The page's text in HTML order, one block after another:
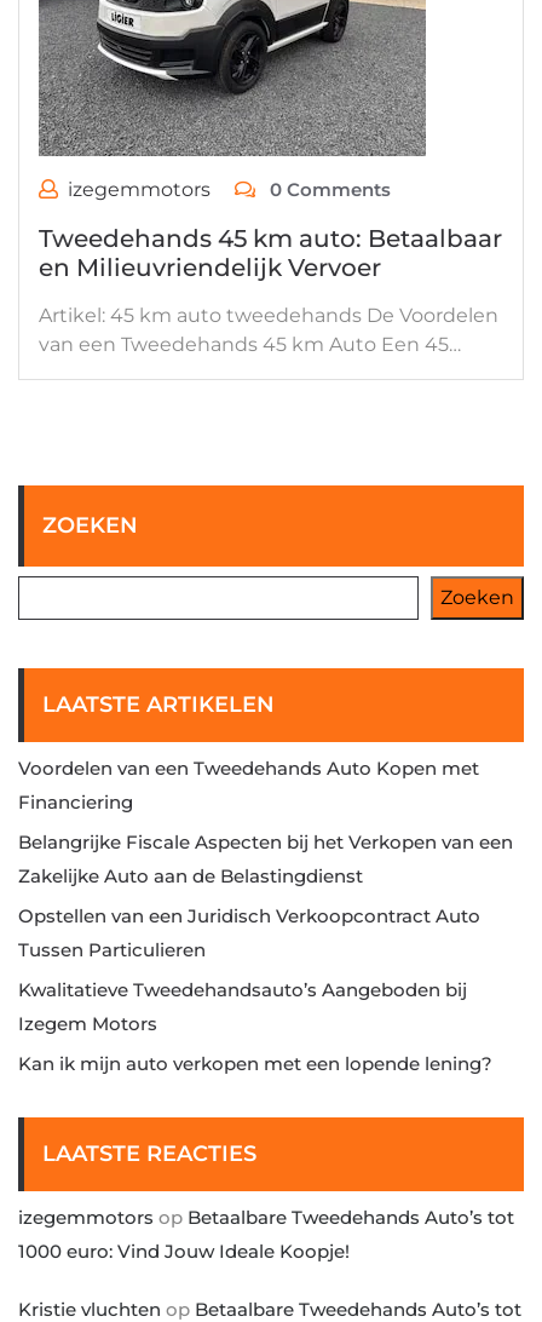
izegemmotors 0 Comments
Tweedehands 45 km auto: Betaalbaar
en Milieuvriendelijk Vervoer
Artikel: 45 km auto tweedehands De Voordelen
van een Tweedehands 45 km Auto Een 45…
ZOEKEN
Zoeken
LAATSTE ARTIKELEN
Voordelen van een Tweedehands Auto Kopen met
Financiering
Belangrijke Fiscale Aspecten bij het Verkopen van een
Zakelijke Auto aan de Belastingdienst
Opstellen van een Juridisch Verkoopcontract Auto
Tussen Particulieren
Kwalitatieve Tweedehandsauto’s Aangeboden bij
Izegem Motors
Kan ik mijn auto verkopen met een lopende lening?
LAATSTE REACTIES
izegemmotors op Betaalbare Tweedehands Auto’s tot
1000 euro: Vind Jouw Ideale Koopje!
Kristie vluchten op Betaalbare Tweedehands Auto’s tot